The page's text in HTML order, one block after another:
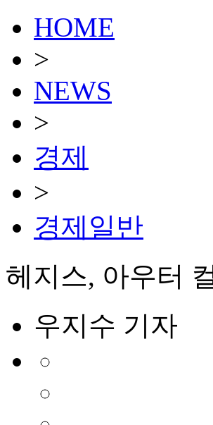
HOME
>
NEWS
>
경제
>
경제일반
헤지스, 아우터
우지수 기자